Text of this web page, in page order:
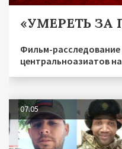
«УМЕРЕТЬ ЗА
Фильм-расследование
центральноазиатов
07.05